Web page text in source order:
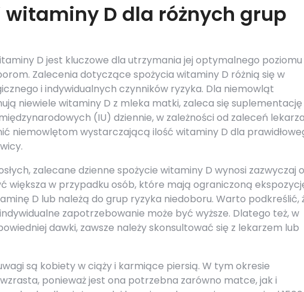
D dla różnych grup
D jest kluczowe dla utrzymania jej optymalnego
Zalecenia dotyczące spożycia witaminy D różnią się w
i indywidualnych czynników ryzyka. Dla niemowląt
niewiele witaminy D z mleka matki, zaleca się
(IU) dziennie, w zależności od zaleceń lekarza
niemowlętom wystarczającą ilość witaminy D dla
zalecane dzienne spożycie witaminy D wynosi zazwyczaj
większa w przypadku osób, które mają ograniczoną
D lub należą do grup ryzyka niedoboru. Warto podkreślić,
zapotrzebowanie może być wyższe. Dlatego też, w
dawki, zawsze należy skonsultować się z lekarzem lub
są kobiety w ciąży i karmiące piersią. W tym okresie
ponieważ jest ona potrzebna zarówno matce, jak i